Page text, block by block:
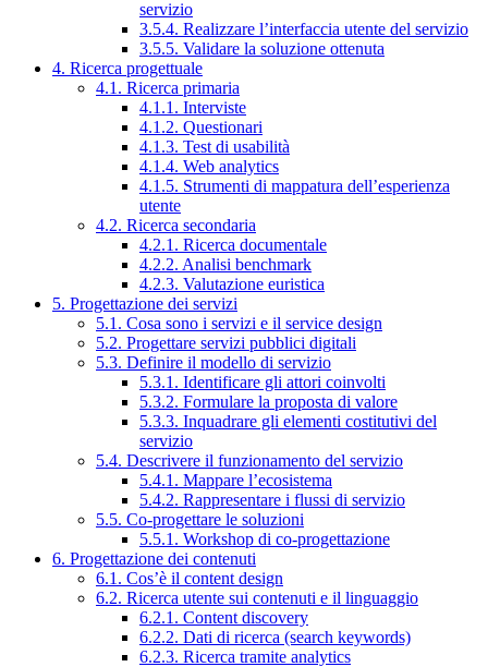
servizio
3.5.4. Realizzare l’interfaccia utente del servizio
3.5.5. Validare la soluzione ottenuta
4. Ricerca progettuale
4.1. Ricerca primaria
4.1.1. Interviste
4.1.2. Questionari
4.1.3. Test di usabilità
4.1.4. Web analytics
4.1.5. Strumenti di mappatura dell’esperienza
utente
4.2. Ricerca secondaria
4.2.1. Ricerca documentale
4.2.2. Analisi benchmark
4.2.3. Valutazione euristica
5. Progettazione dei servizi
5.1. Cosa sono i servizi e il service design
5.2. Progettare servizi pubblici digitali
5.3. Definire il modello di servizio
5.3.1. Identificare gli attori coinvolti
5.3.2. Formulare la proposta di valore
5.3.3. Inquadrare gli elementi costitutivi del
servizio
5.4. Descrivere il funzionamento del servizio
5.4.1. Mappare l’ecosistema
5.4.2. Rappresentare i flussi di servizio
5.5. Co-progettare le soluzioni
5.5.1. Workshop di co-progettazione
6. Progettazione dei contenuti
6.1. Cos’è il content design
6.2. Ricerca utente sui contenuti e il linguaggio
6.2.1. Content discovery
6.2.2. Dati di ricerca (search keywords)
6.2.3. Ricerca tramite analytics